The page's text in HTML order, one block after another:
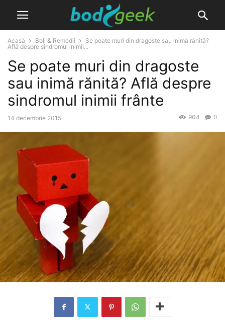
Acasă Boli & Remedii
Se poate muri din dragoste sau inimă rănită?
Află despre sindromul inimii...
Se poate muri din dragoste
sau inimă rănită? Află despre
sindromul inimii frânte
14 decembrie 2015 0
904